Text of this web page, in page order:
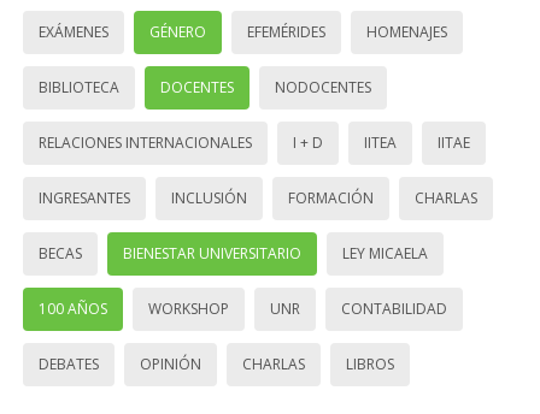
EXÁMENES GÉNERO EFEMÉRIDES HOMENAJES
BIBLIOTECA DOCENTES NODOCENTES
RELACIONES INTERNACIONALES I + D IITEA IITAE
INGRESANTES INCLUSIÓN FORMACIÓN CHARLAS
BECAS BIENESTAR UNIVERSITARIO LEY MICAELA
100 AÑOS WORKSHOP UNR CONTABILIDAD
DEBATES OPINIÓN CHARLAS LIBROS